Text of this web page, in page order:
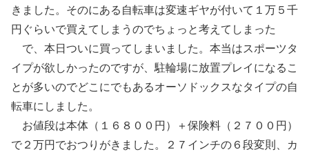
きました。そのにある自転車は変速ギヤが付いて１万５千
円ぐらいで買えてしまうのでちょっと考えてしまった
で、本日ついに買ってしまいました。本当はスポーツタ
イプが欲しかったのですが、駐輪場に放置プレイになるこ
とが多いのでどこにでもあるオーソドックスなタイプの自
転車にしました。
お値段は本体（１６８００円）＋保険料（２７００円）
で２万円でおつりがきました。２７インチの６段変則、カ